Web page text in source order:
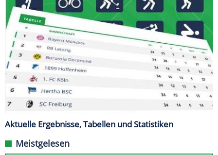
Aktuelle Ergebnisse, Tabellen und Statistiken
Meistgelesen